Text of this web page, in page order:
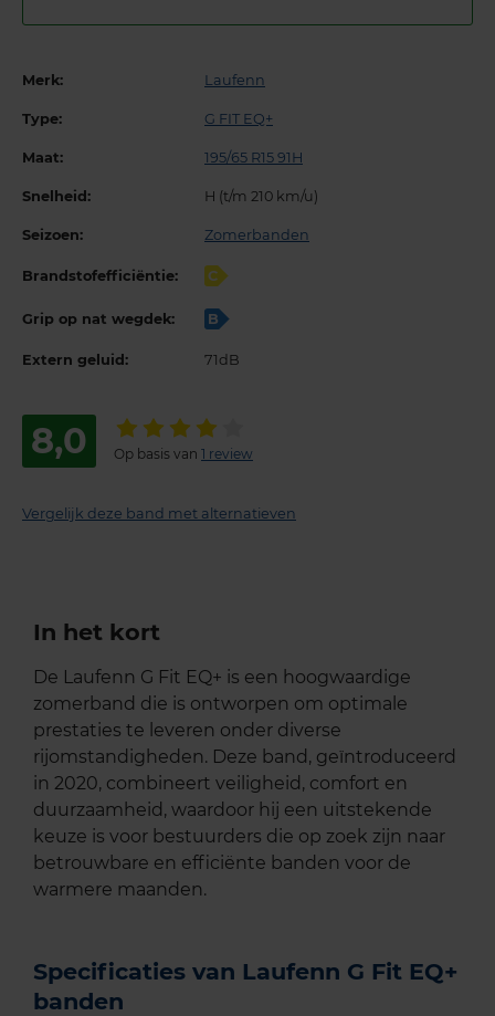
Merk: Laufenn
Type: G FIT EQ+
Maat: 195/65 R15 91H
Snelheid: H (t/m 210 km/u)
Seizoen: Zomerbanden
Brandstofefficiëntie: C
Grip op nat wegdek: B
Extern geluid: 71dB
8,0 Op basis van 1 review
Vergelijk deze band met alternatieven
In het kort
De Laufenn G Fit EQ+ is een hoogwaardige
zomerband die is ontworpen om optimale
prestaties te leveren onder diverse
rijomstandigheden. Deze band, geïntroduceerd
in 2020, combineert veiligheid, comfort en
duurzaamheid, waardoor hij een uitstekende
keuze is voor bestuurders die op zoek zijn naar
betrouwbare en efficiënte banden voor de
warmere maanden.
Specificaties van Laufenn G Fit EQ+
banden